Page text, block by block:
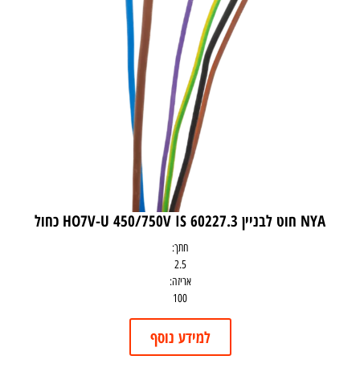
NYA חוט לבניין HO7V-U 450/750V IS 60227.3 כחול
חתך:
2.5
אריזה:
100
למידע נוסף